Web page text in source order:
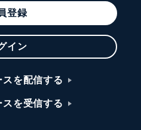
登録
イン
を配信する
を受信する